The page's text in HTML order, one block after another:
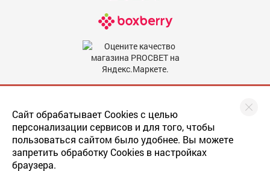
Сайт обрабатывает Cookies с целью
персонализации сервисов и для того, чтобы
пользоваться сайтом было удобнее. Вы можете
запретить обработку Cookies в настройках
браузера.